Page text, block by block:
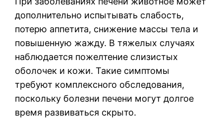
дополнительно испытывать слабость,
потерю аппетита, снижение массы тела и
повышенную жажду. В тяжелых случаях
наблюдается пожелтение слизистых
оболочек и кожи. Такие симптомы
требуют комплексного обследования,
поскольку болезни печени могут долгое
время развиваться скрыто.